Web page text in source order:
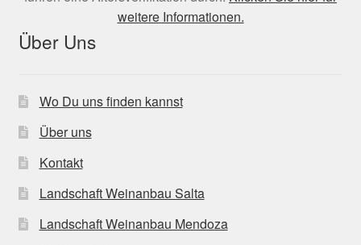
weitere Informationen.
Über Uns
Wo Du uns finden kannst
Über uns
Kontakt
Landschaft Weinanbau Salta
Landschaft Weinanbau Mendoza